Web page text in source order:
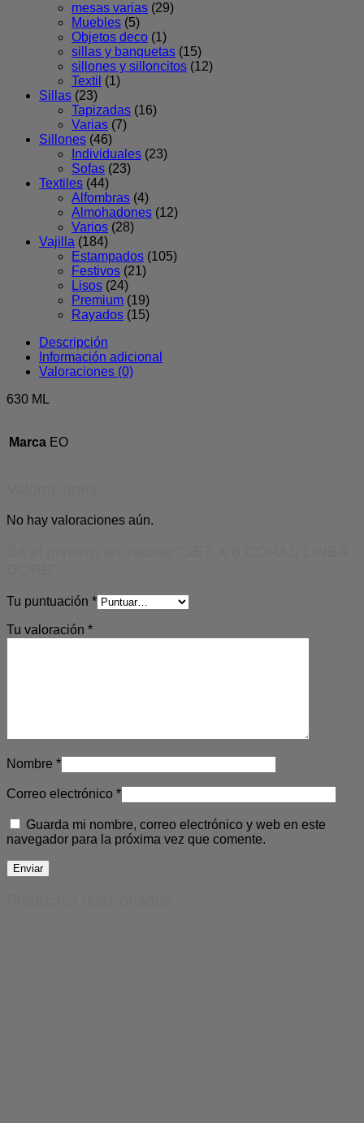
mesas varias (29)
Muebles (5)
Objetos deco (1)
sillas y banquetas (15)
sillones y silloncitos (12)
Textil (1)
Sillas (23)
Tapizadas (16)
Varias (7)
Sillones (46)
Individuales (23)
Sofas (23)
Textiles (44)
Alfombras (4)
Almohadones (12)
Varios (28)
Vajilla (184)
Estampados (105)
Festivos (21)
Lisos (24)
Premium (19)
Rayados (15)
Descripción
Información adicional
Valoraciones (0)
630 ML
Marca EO
No hay valoraciones aún.
Tu puntuación *
Tu valoración *
Nombre *
Correo electrónico *
Guarda mi nombre, correo electrónico y web en este
navegador para la próxima vez que comente.